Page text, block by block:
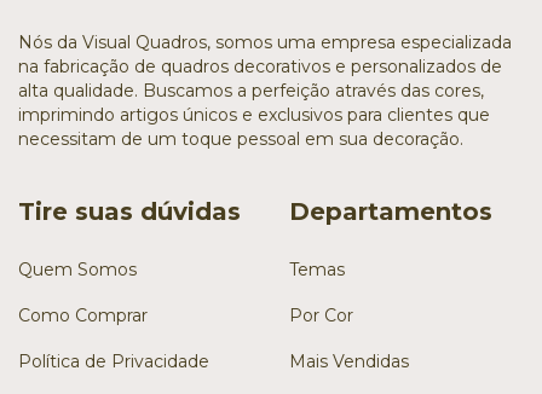
Nós da Visual Quadros, somos uma empresa especializada
na fabricação de quadros decorativos e personalizados de
alta qualidade. Buscamos a perfeição através das cores,
imprimindo artigos únicos e exclusivos para clientes que
necessitam de um toque pessoal em sua decoração.
Tire suas dúvidas
Quem Somos
Como Comprar
Política de Privacidade
Departamentos
Temas
Por Cor
Mais Vendidas